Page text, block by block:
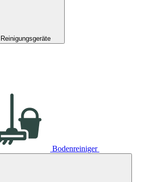
Reinigungsgeräte
Bodenreiniger